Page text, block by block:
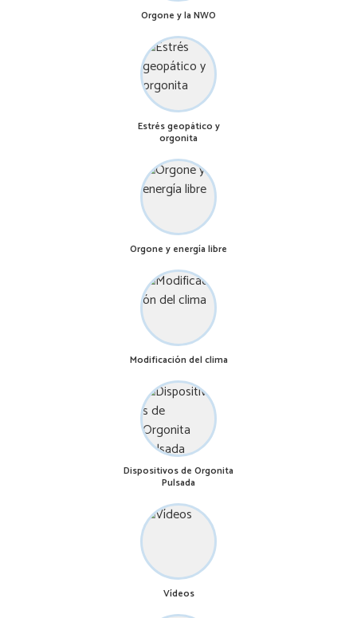
Orgone y la NWO
Estrés geopático y
orgonita
Orgone y energía libre
Modificación del clima
Dispositivos de Orgonita
Pulsada
Vídeos